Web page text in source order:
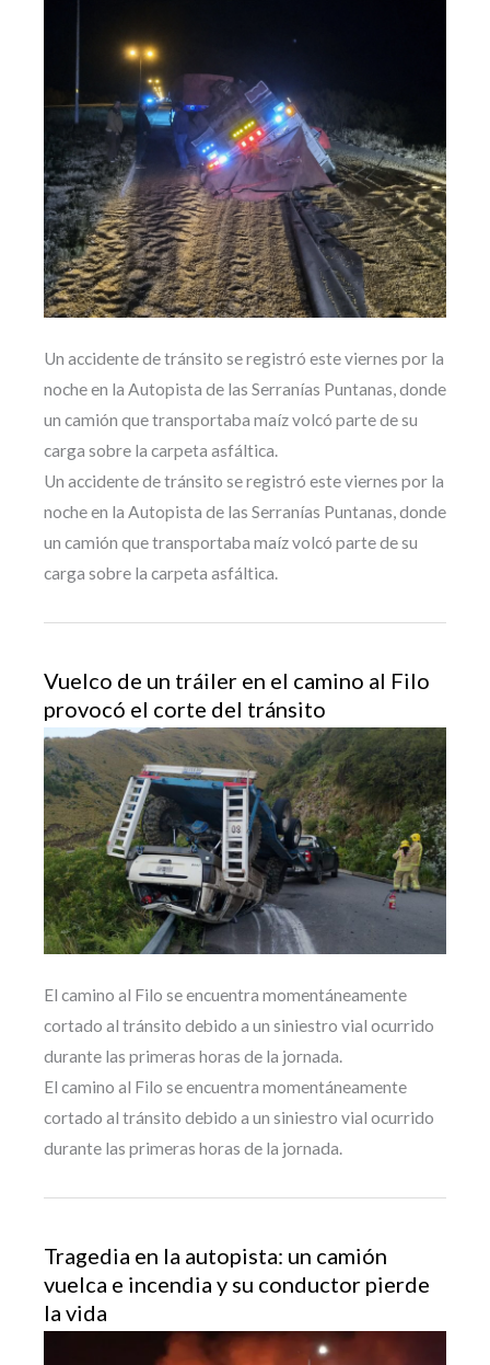
Un accidente de tránsito se registró este viernes por la
noche en la Autopista de las Serranías Puntanas, donde
un camión que transportaba maíz volcó parte de su
carga sobre la carpeta asfáltica.
Un accidente de tránsito se registró este viernes por la
noche en la Autopista de las Serranías Puntanas, donde
un camión que transportaba maíz volcó parte de su
carga sobre la carpeta asfáltica.
Vuelco de un tráiler en el camino al Filo
provocó el corte del tránsito
El camino al Filo se encuentra momentáneamente
cortado al tránsito debido a un siniestro vial ocurrido
durante las primeras horas de la jornada.
El camino al Filo se encuentra momentáneamente
cortado al tránsito debido a un siniestro vial ocurrido
durante las primeras horas de la jornada.
Tragedia en la autopista: un camión
vuelca e incendia y su conductor pierde
la vida